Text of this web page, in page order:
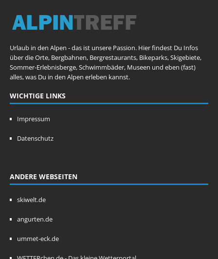
Urlaub in den Alpen - das ist unsere Passion. Hier findest Du Infos
über die Orte, Bergbahnen, Bergrestaurants, Bikeparks, Skigebiete,
Sommer-Erlebnisberge, Schwimmbäder, Museen und eben (fast)
alles, was Du in den Alpen erleben kannst.
WICHTIGE LINKS
Impressum
Datenschutz
ANDERE WEBSEITEN
skiwelt.de
angurten.de
ummet-eck.de